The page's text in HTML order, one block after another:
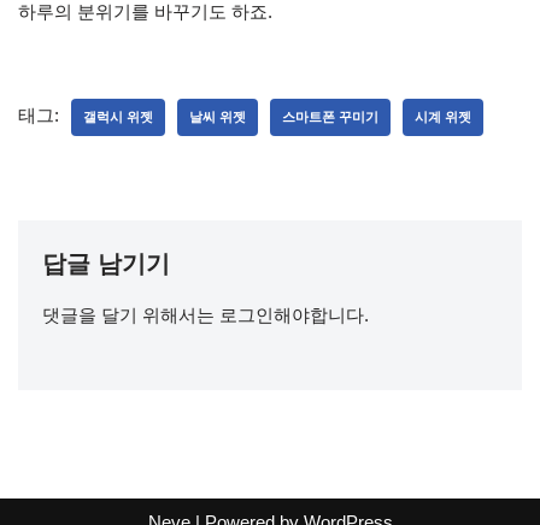
하루의 분위기를 바꾸기도 하죠.
태그: 갤럭시 위젯 날씨 위젯 스마트폰 꾸미기 시계 위젯
답글 남기기
댓글을 달기 위해서는 로그인해야합니다.